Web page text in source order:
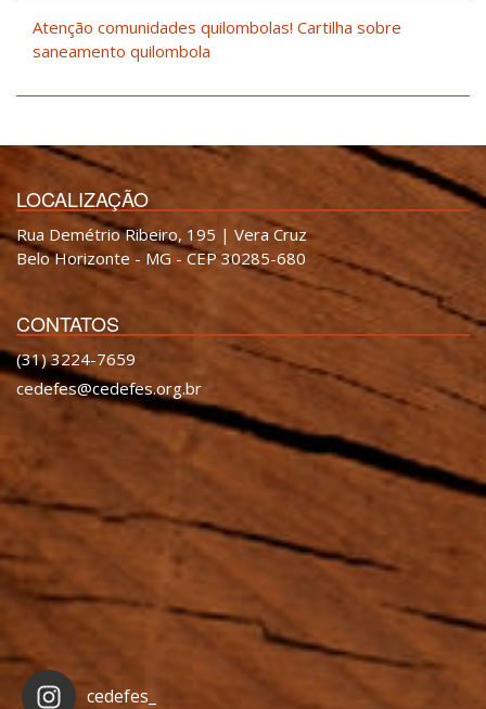
Atenção comunidades quilombolas! Cartilha sobre
saneamento quilombola
LOCALIZAÇÃO
Rua Demétrio Ribeiro, 195 | Vera Cruz
Belo Horizonte - MG - CEP 30285-680
CONTATOS
(31) 3224-7659
cedefes@cedefes.org.br
cedefes_